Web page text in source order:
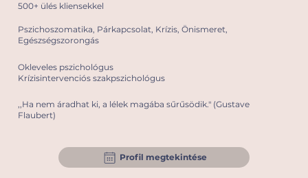
500+ ülés kliensekkel
Pszichoszomatika, Párkapcsolat, Krízis, Önismeret,
Egészségszorongás
Okleveles pszichológus
Krízisintervenciós szakpszichológus
,,Ha nem áradhat ki, a lélek magába sűrűsödik." (Gustave
Flaubert)
Profil megtekintése